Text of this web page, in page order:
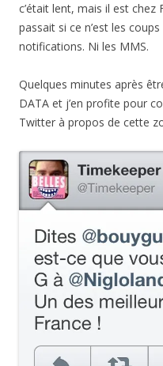
c’était lent, mais il est
passait si ce n’est les
notifications. Ni les MMS.
Quelques minutes après
DATA et j’en profite pour
Twitter à propos de cette